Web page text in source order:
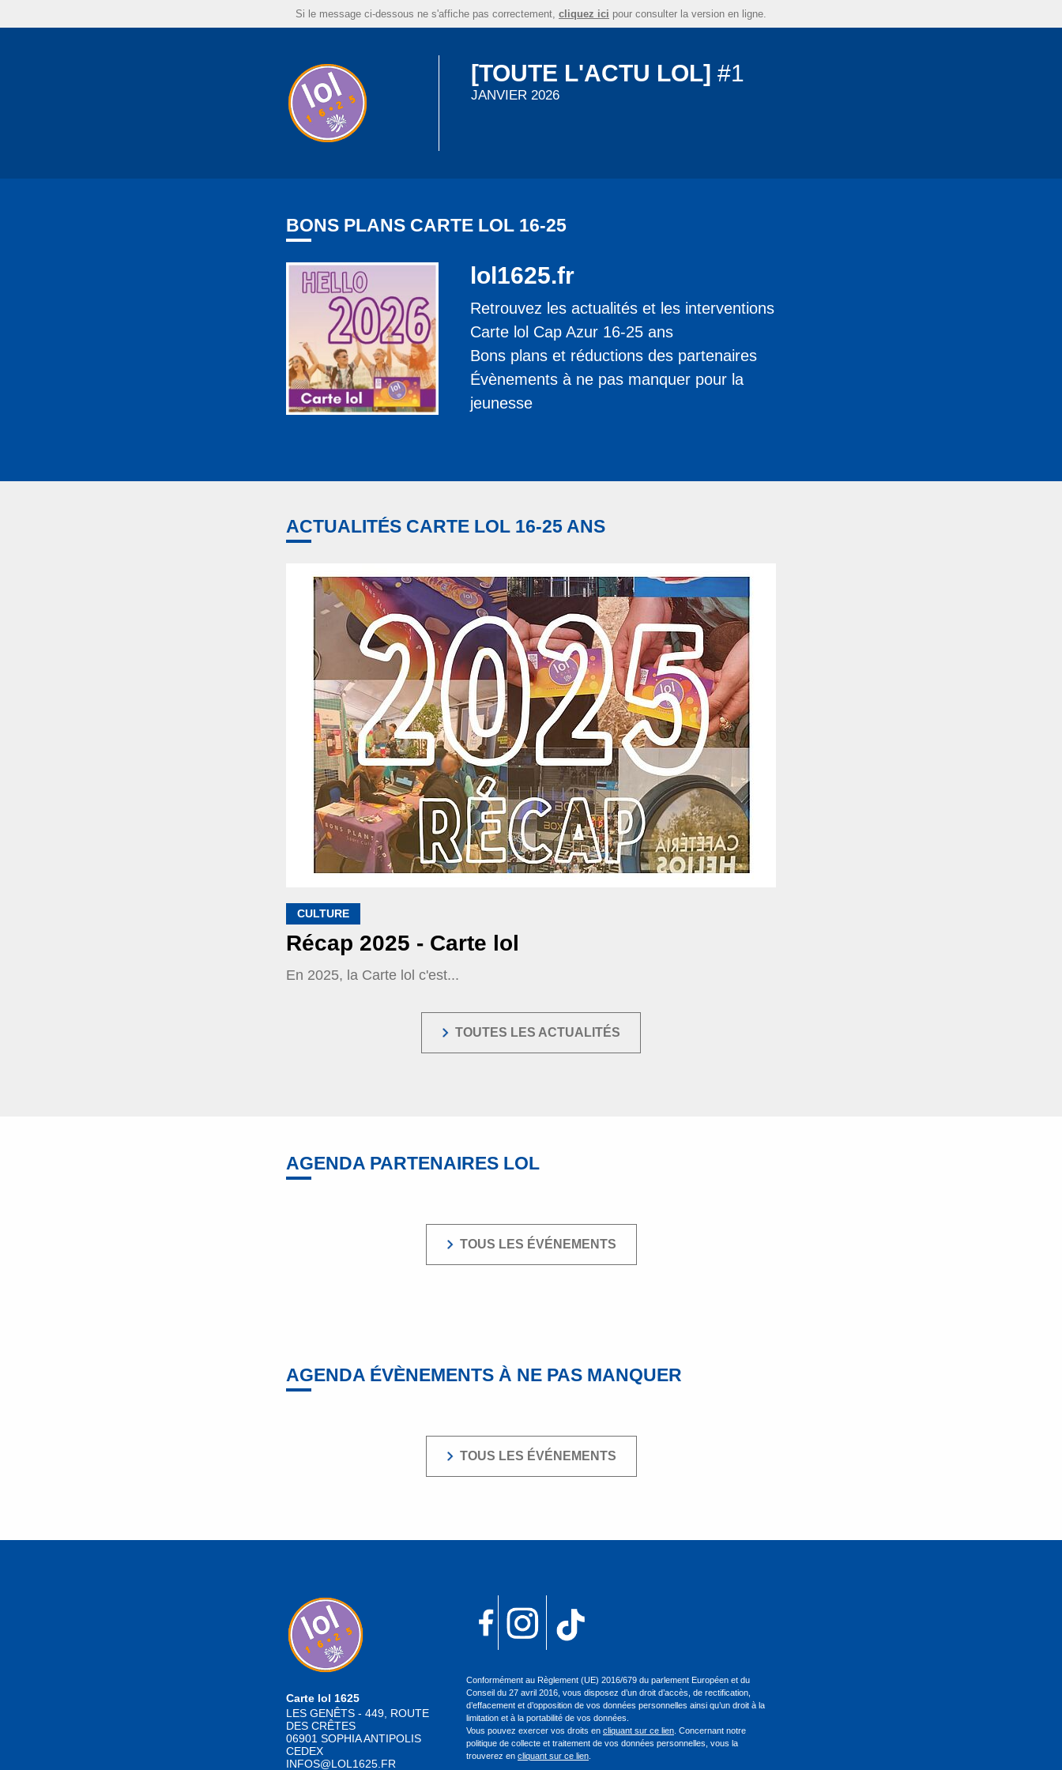
Si le message ci-dessous ne s'affiche pas correctement, cliquez ici pour consulter la version en ligne.
[TOUTE L'ACTU LOL] #1
JANVIER 2026
BONS PLANS CARTE LOL 16-25
lol1625.fr
Retrouvez les actualités et les interventions
Carte lol Cap Azur 16-25 ans
Bons plans et réductions des partenaires
Évènements à ne pas manquer pour la
jeunesse
ACTUALITÉS CARTE LOL 16-25 ANS
CULTURE
Récap 2025 - Carte lol
En 2025, la Carte lol c'est...
TOUTES LES ACTUALITÉS
AGENDA PARTENAIRES LOL
TOUS LES ÉVÉNEMENTS
AGENDA ÉVÈNEMENTS À NE PAS MANQUER
TOUS LES ÉVÉNEMENTS
Carte lol 1625
LES GENÊTS - 449, ROUTE
DES CRÊTES
06901 SOPHIA ANTIPOLIS
CEDEX
INFOS@LOL1625.FR
Conformément au Règlement (UE) 2016/679 du parlement Européen et du
Conseil du 27 avril 2016, vous disposez d’un droit d’accès, de rectification,
d’effacement et d’opposition de vos données personnelles ainsi qu’un droit à la
limitation et à la portabilité de vos données.
Vous pouvez exercer vos droits en cliquant sur ce lien . Concernant notre
politique de collecte et traitement de vos données personnelles, vous la
trouverez en cliquant sur ce lien